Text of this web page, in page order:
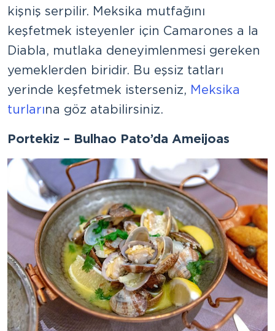
kişniş serpilir. Meksika mutfağını
keşfetmek isteyenler için Camarones a la
Diabla, mutlaka deneyimlenmesi gereken
yemeklerden biridir. Bu eşsiz tatları
yerinde keşfetmek isterseniz, Meksika
turlarına göz atabilirsiniz.
Portekiz – Bulhao Pato’da Ameijoas